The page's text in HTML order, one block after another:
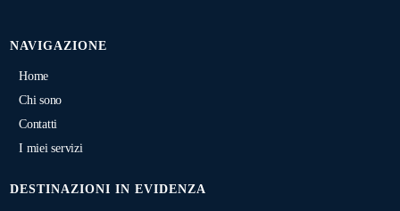
NAVIGAZIONE
Home
Chi sono
Contatti
I miei servizi
DESTINAZIONI IN EVIDENZA